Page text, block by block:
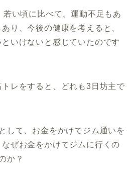
い頃に比べて、運動不足もあ
り、今後の健康を考えると、
いけないと感じていたのです
レをすると、どれも3日坊主で
して、お金をかけてジム通いを
ぜお金をかけてジムに行くの
か？